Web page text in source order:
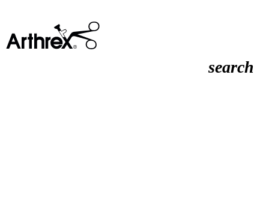
search